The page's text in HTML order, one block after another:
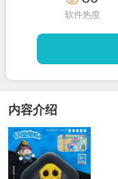
软件热度
内容介绍